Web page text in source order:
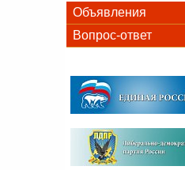
Объявления
Вопрос-ответ